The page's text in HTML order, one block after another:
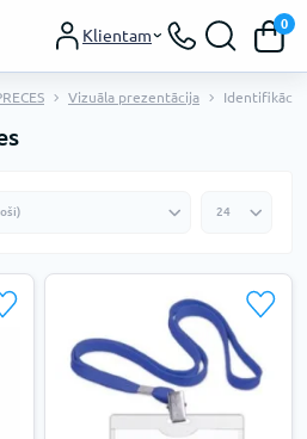
Klientam
0
Vizuāla prezentācija